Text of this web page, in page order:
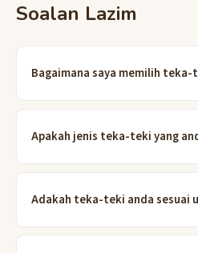
Soalan Lazim
Bagaimana saya memilih
Apakah jenis teka-teki yang
Adakah teka-teki anda sesuai